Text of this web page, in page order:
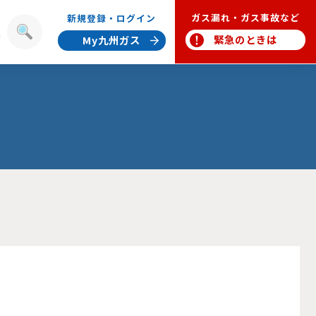
新規登録・ログイン
My九州ガス
ガス漏れ・ガス事故など
緊急のときは